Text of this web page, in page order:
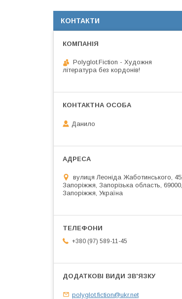
КОНТАКТИ
Polyglot.Fiction - Художня
література без кордонів!
Данило
вулиця Леоніда Жаботинського, 45,
Запоріжжя, Запорізька область, 69000,
Запоріжжя, Україна
+380 (97) 589-11-45
polyglot.fiction@ukr.net